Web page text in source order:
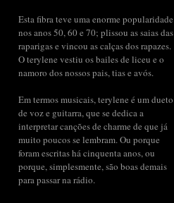
Esta fibra teve uma enorme popularidade
nos anos 50, 60 e 70; plissou as saias das
raparigas e vincou as calças dos rapazes.
O terylene vestiu os bailes de liceu e o
namoro dos nossos pais, tias e avós.
Em termos musicais, terylene é um dueto
de voz e guitarra, que se dedica a
interpretar canções de charme de que já
muito poucos se lembram. Ou porque
foram escritas há cinquenta anos, ou
porque, simplesmente, são boas demais
para passar na rádio.